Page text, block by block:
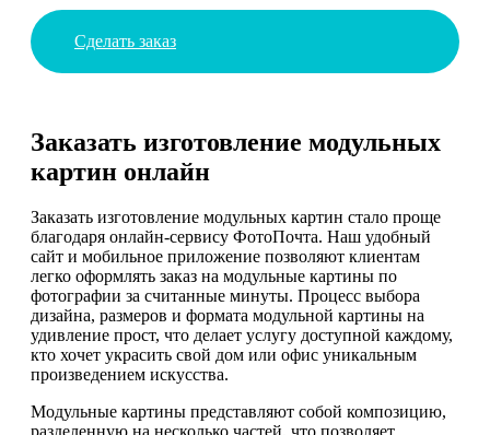
Сделать заказ
Заказать изготовление модульных
картин онлайн
Заказать изготовление модульных картин стало проще
благодаря онлайн-сервису ФотоПочта. Наш удобный
сайт и мобильное приложение позволяют клиентам
легко оформлять заказ на модульные картины по
фотографии за считанные минуты. Процесс выбора
дизайна, размеров и формата модульной картины на
удивление прост, что делает услугу доступной каждому,
кто хочет украсить свой дом или офис уникальным
произведением искусства.
Модульные картины представляют собой композицию,